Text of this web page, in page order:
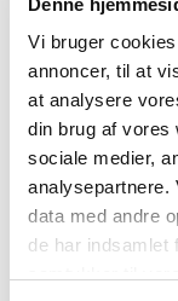
Vi bruger
annoncer, til at
at analysere
din brug af vores
sociale medier,
analysepartnere.
data med andre
de har indsamlet
Mere
Læs
på privat
Kontakt